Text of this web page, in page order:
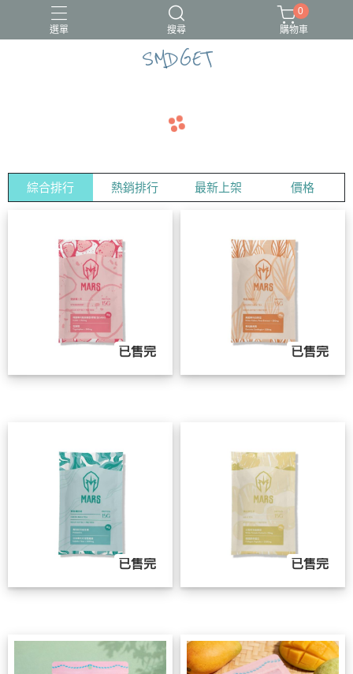
選單 搜尋
0
購物車
SMDGET
綜合排行 熱銷排行 最新上架 價格
已售完 已售完
已售完 已售完